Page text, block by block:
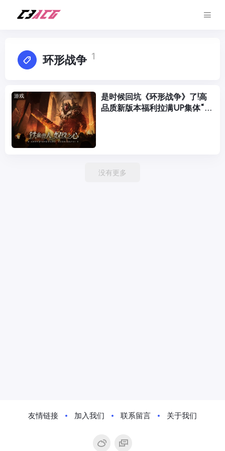
环形战争 1
游戏
是时候回坑《环形战争》了!高
品质新版本福利拉满UP集体“真
没有更多
友情链接 加入我们 联系留言 关于我们